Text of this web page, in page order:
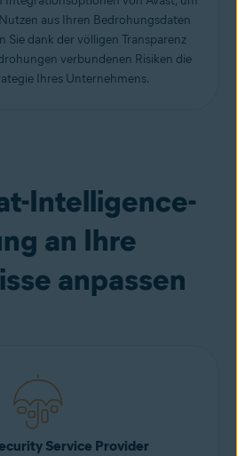
aus Ihren Bedrohungsdaten
Sie dank der völligen Transparenz
verbundenen Risiken die
Ihres Unternehmens.
Intelligence-
an Ihre
anpassen
Service Provider